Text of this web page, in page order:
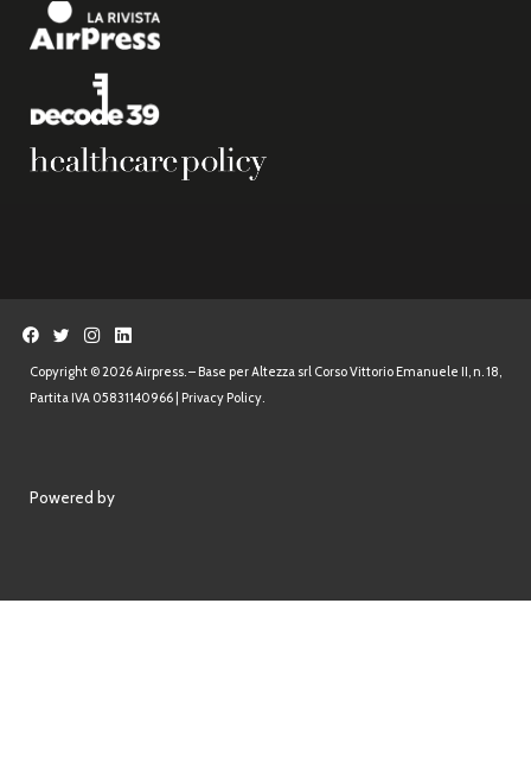
Copyright © 2026 Airpress. – Base per Altezza srl Corso Vittorio Emanuele II, n. 18,
Partita IVA 05831140966 | Privacy Policy.
Powered by